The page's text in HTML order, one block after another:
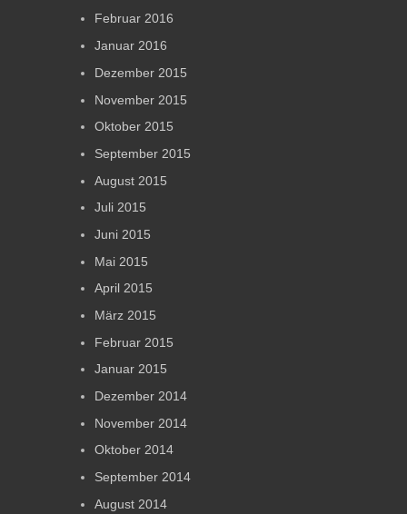
Februar 2016
Januar 2016
Dezember 2015
November 2015
Oktober 2015
September 2015
August 2015
Juli 2015
Juni 2015
Mai 2015
April 2015
März 2015
Februar 2015
Januar 2015
Dezember 2014
November 2014
Oktober 2014
September 2014
August 2014